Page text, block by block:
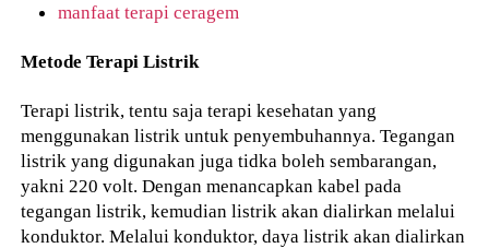
manfaat terapi ceragem
Metode Terapi Listrik
Terapi listrik, tentu saja terapi kesehatan yang
menggunakan listrik untuk penyembuhannya. Tegangan
listrik yang digunakan juga tidka boleh sembarangan,
yakni 220 volt. Dengan menancapkan kabel pada
tegangan listrik, kemudian listrik akan dialirkan melalui
konduktor. Melalui konduktor, daya listrik akan dialirkan